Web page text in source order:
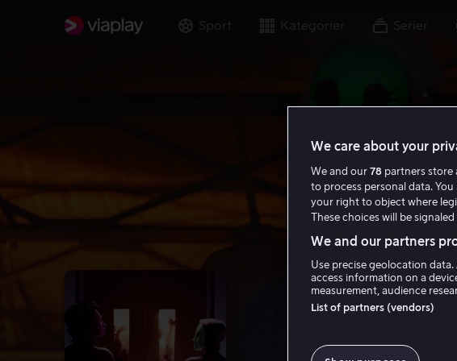
Sport Kategorier Serier
We care about your
We and our 78 partners store
to process personal data.
your right to object where
These choices will be
We and our partners
Use precise geolocation
access information on a
measurement, audience
List of partners (vendors)